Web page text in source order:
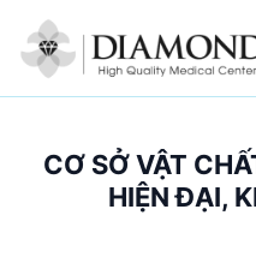
CƠ SỞ VẬT
HIỆN ĐẠI,